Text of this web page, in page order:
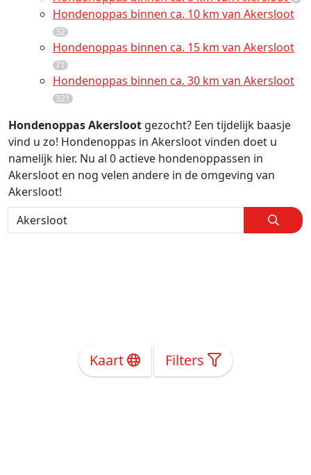
Hondenoppas binnen ca. 10 km van Akersloot
32
Hondenoppas binnen ca. 15 km van Akersloot
71
Hondenoppas binnen ca. 30 km van Akersloot
321
Hondenoppas Akersloot gezocht? Een tijdelijk baasje
vind u zo! Hondenoppas in Akersloot vinden doet u
namelijk hier. Nu al 0 actieve hondenoppassen in
Akersloot en nog velen andere in de omgeving van
Akersloot!
Kaart Filters